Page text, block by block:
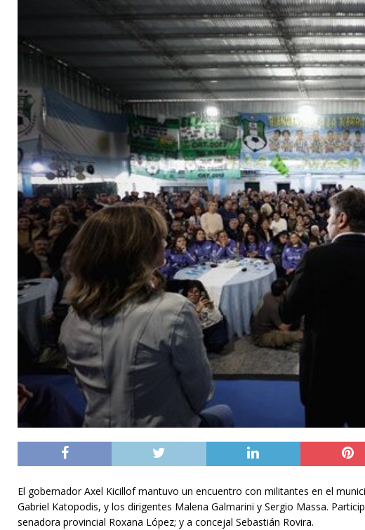
El gobernador Axel Kicillof mantuvo un encuentro con militantes en el
Gabriel Katopodis, y los dirigentes Malena Galmarini y Sergio Massa.
senadora provincial Roxana López; y a concejal Sebastián Rovira.